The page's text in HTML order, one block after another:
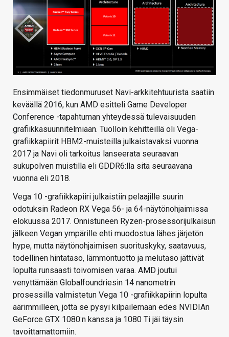
Ensimmäiset tiedonmuruset Navi-arkkitehtuurista saatiin
keväällä 2016, kun AMD esitteli Game Developer
Conference -tapahtuman yhteydessä tulevaisuuden
grafiikkasuunnitelmiaan. Tuolloin kehitteillä oli Vega-
grafiikkapiirit HBM2-muisteilla julkaistavaksi vuonna
2017 ja Navi oli tarkoitus lanseerata seuraavan
sukupolven muistilla eli GDDR6:lla sitä seuraavana
vuonna eli 2018.
Vega 10 -grafiikkapiiri julkaistiin pelaajille suurin
odotuksin Radeon RX Vega 56- ja 64-näytönohjaimissa
elokuussa 2017. Onnistuneen Ryzen-prosessorijulkaisun
jälkeen Vegan ympärille ehti muodostua lähes järjetön
hype, mutta näytönohjaimisen suorituskyky, saatavuus,
todellinen hintataso, lämmöntuotto ja melutaso jättivät
lopulta runsaasti toivomisen varaa. AMD joutui
venyttämään Globalfoundriesin 14 nanometrin
prosessilla valmistetun Vega 10 -grafiikkapiirin lopulta
äärimmilleen, jotta se pysyi kilpailemaan edes NVIDIAn
GeForce GTX 1080:n kanssa ja 1080 Ti jäi täysin
tavoittamattomiin.